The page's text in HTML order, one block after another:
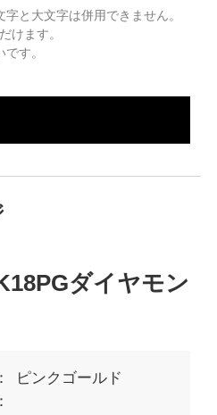
と大文字は併用できません。
けます。
す。
ダイヤモン
ピンクゴールド